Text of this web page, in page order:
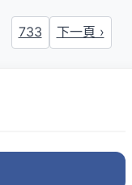
733 下一頁 ›